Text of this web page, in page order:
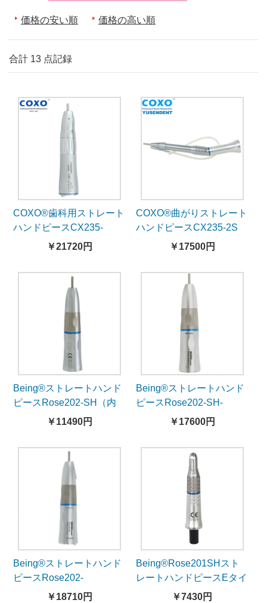
価格の安い順 価格の高い順
合計 13 点記録
COXO®歯科用ストレート
ハンドピースCX235-
2C（ライト付き、内部注
￥21720円
COXO®曲がりストレート
ハンドピースCX235-2S
￥17500円
Being®ストレートハンド
ピースRose202-SH（内
部注水）￥11490円
Being®ストレートハンド
ピースRose202-SH-
B（ライト付、内部注水）
￥17600円
Being®ストレートハンド
ピースRose202-
2SHBW（ライト付）
￥18710円
Being®Rose201SHスト
レートハンドピースEタイ
￥7430円